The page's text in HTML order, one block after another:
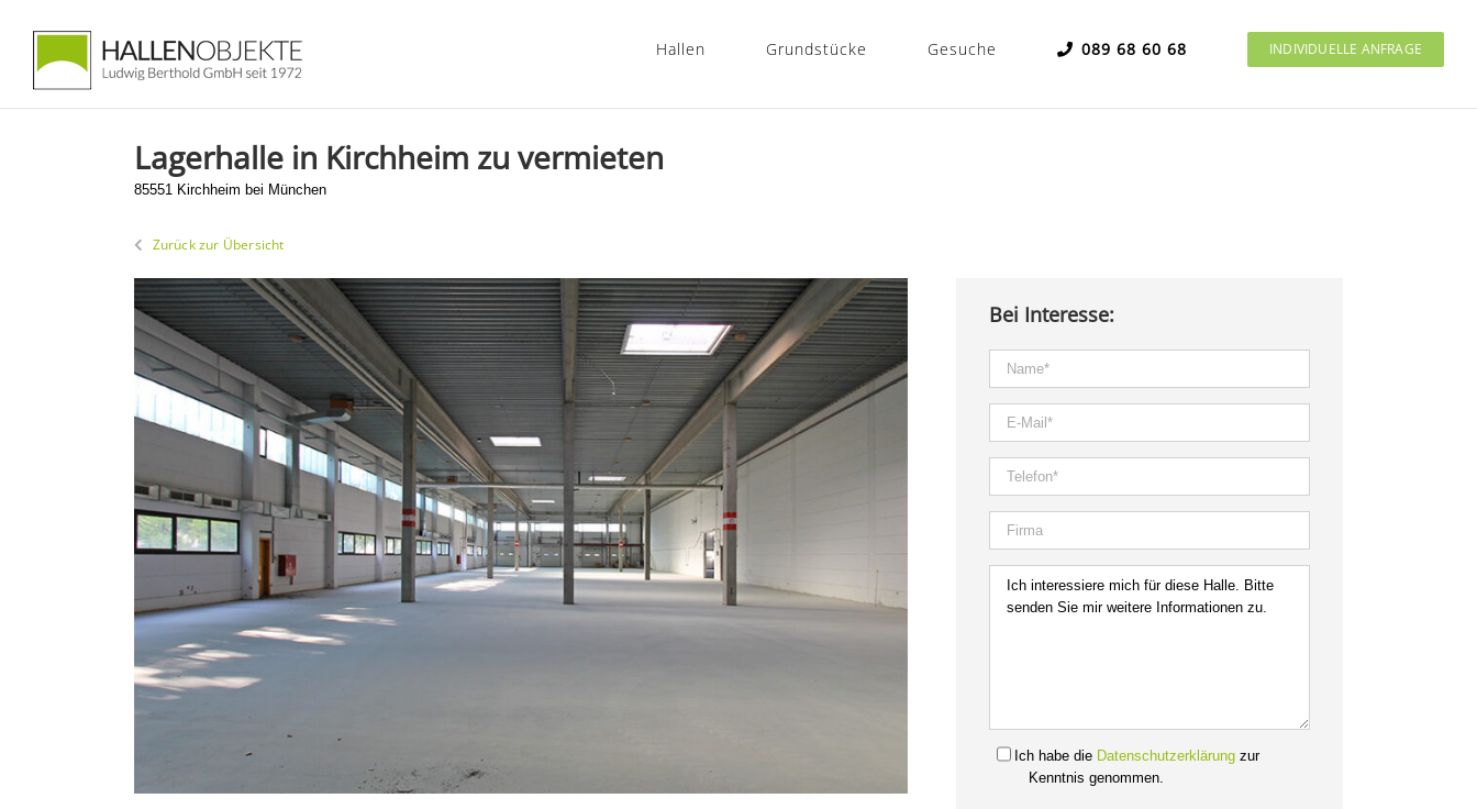
Inhalt
Hallen Grundstücke Gesuche 089 68 60 68 INDIVIDUELLE ANFRAGE
Lagerhalle in Kirchheim zu vermieten
85551 Kirchheim bei München
Zurück zur Übersicht
Bei Interesse:
Ich habe die Datenschutzerklärung zur
Kenntnis genommen.